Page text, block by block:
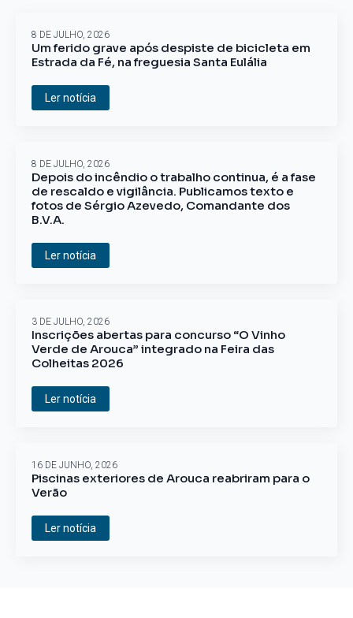
Um ferido grave após despiste de bicicleta em
Estrada da Fé, na freguesia Santa Eulália
8 DE JULHO, 2026
Ler notícia
Depois do incêndio o trabalho continua, é a fase
de rescaldo e vigilância. Publicamos texto e
fotos de Sérgio Azevedo, Comandante dos
B.V.A.
8 DE JULHO, 2026
Ler notícia
Inscrições abertas para concurso “O Vinho
Verde de Arouca” integrado na Feira das
Colheitas 2026
3 DE JULHO, 2026
Ler notícia
Piscinas exteriores de Arouca reabriram para o
Verão
16 DE JUNHO, 2026
Ler notícia